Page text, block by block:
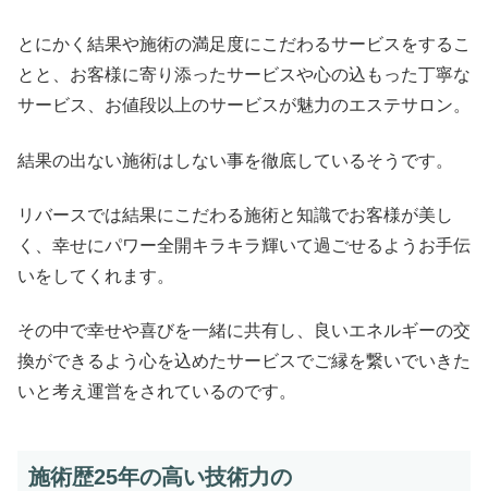
とにかく結果や施術の満足度にこだわるサービスをするこ
とと、お客様に寄り添ったサービスや心の込もった丁寧な
サービス、お値段以上のサービスが魅力のエステサロン。
結果の出ない施術はしない事を徹底しているそうです。
リバースでは結果にこだわる施術と知識でお客様が美し
く、幸せにパワー全開キラキラ輝いて過ごせるようお手伝
いをしてくれます。
その中で幸せや喜びを一緒に共有し、良いエネルギーの交
換ができるよう心を込めたサービスでご縁を繋いでいきた
いと考え運営をされているのです。
施術歴25年の高い技術力の